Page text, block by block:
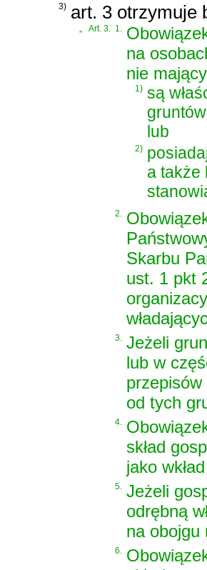
3) art. 3 otrzymuje
Art. 3. 1.
na
nie
1) są
lub
2)
a także
2.
Skarbu
ust. 1 pkt
3. Jeżeli
lub w
od tych
4.
skład
jako
5. Jeżeli
odrębną
na obojgu
6.